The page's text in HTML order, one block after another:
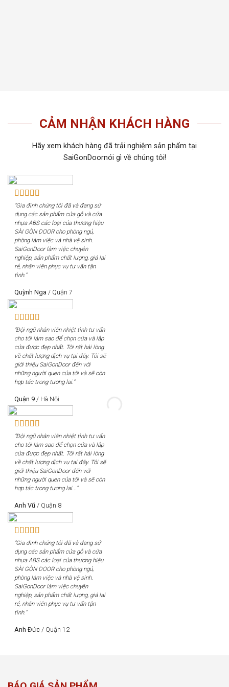
CẢM NHẬN KHÁCH HÀNG
Hãy xem khách hàng đã trải nghiệm sản phẩm tại
SaiGonDoornói gì về chúng tôi!
"Gia đình chúng tôi đã và đang sử
dụng các sản phẩm cửa gỗ và cửa
nhựa ABS các loại của thương hiệu
SÀI GÒN DOOR cho phòng ngủ,
phòng làm việc và nhà vệ sinh.
SaiGonDoor làm việc chuyên
nghiệp, sản phẩm chất lượng, giá lại
rẻ, nhân viên phục vụ tư vấn tận
tình."
Quỳnh Nga / Quận 7
"Đội ngũ nhân viên nhiệt tình tư vấn
cho tôi làm sao để chọn cửa và lắp
cửa được đẹp nhất. Tôi rất hài lòng
về chất lượng dịch vụ tại đây. Tôi sẽ
giới thiệu SaiGonDoor đến với
những người quen của tôi và sẽ còn
hợp tác trong tương lai."
Quận 9 / Hà Nội
"Đội ngũ nhân viên nhiệt tình tư vấn
cho tôi làm sao để chọn cửa và lắp
cửa được đẹp nhất. Tôi rất hài lòng
về chất lượng dịch vụ tại đây. Tôi sẽ
giới thiệu SaiGonDoor đến với
những người quen của tôi và sẽ còn
hợp tác trong tương lai..."
Anh Vũ / Quận 8
"Gia đình chúng tôi đã và đang sử
dụng các sản phẩm cửa gỗ và cửa
nhựa ABS các loại của thương hiệu
SÀI GÒN DOOR cho phòng ngủ,
phòng làm việc và nhà vệ sinh.
SaiGonDoor làm việc chuyên
nghiệp, sản phẩm chất lượng, giá lại
rẻ, nhân viên phục vụ tư vấn tận
tình."
Anh Đức / Quận 12